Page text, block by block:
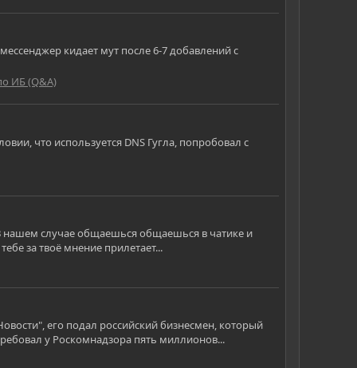
кидает мут после 6-7 добавлений с
ИБ (Q&A)
что используется DNS Гугла, попробовал с
нашем случае общаешься общаешься в чатике и
за твоё мнение прилетает...
его подал российский бизнесмен, который
у Роскомнадзора пять миллионов...